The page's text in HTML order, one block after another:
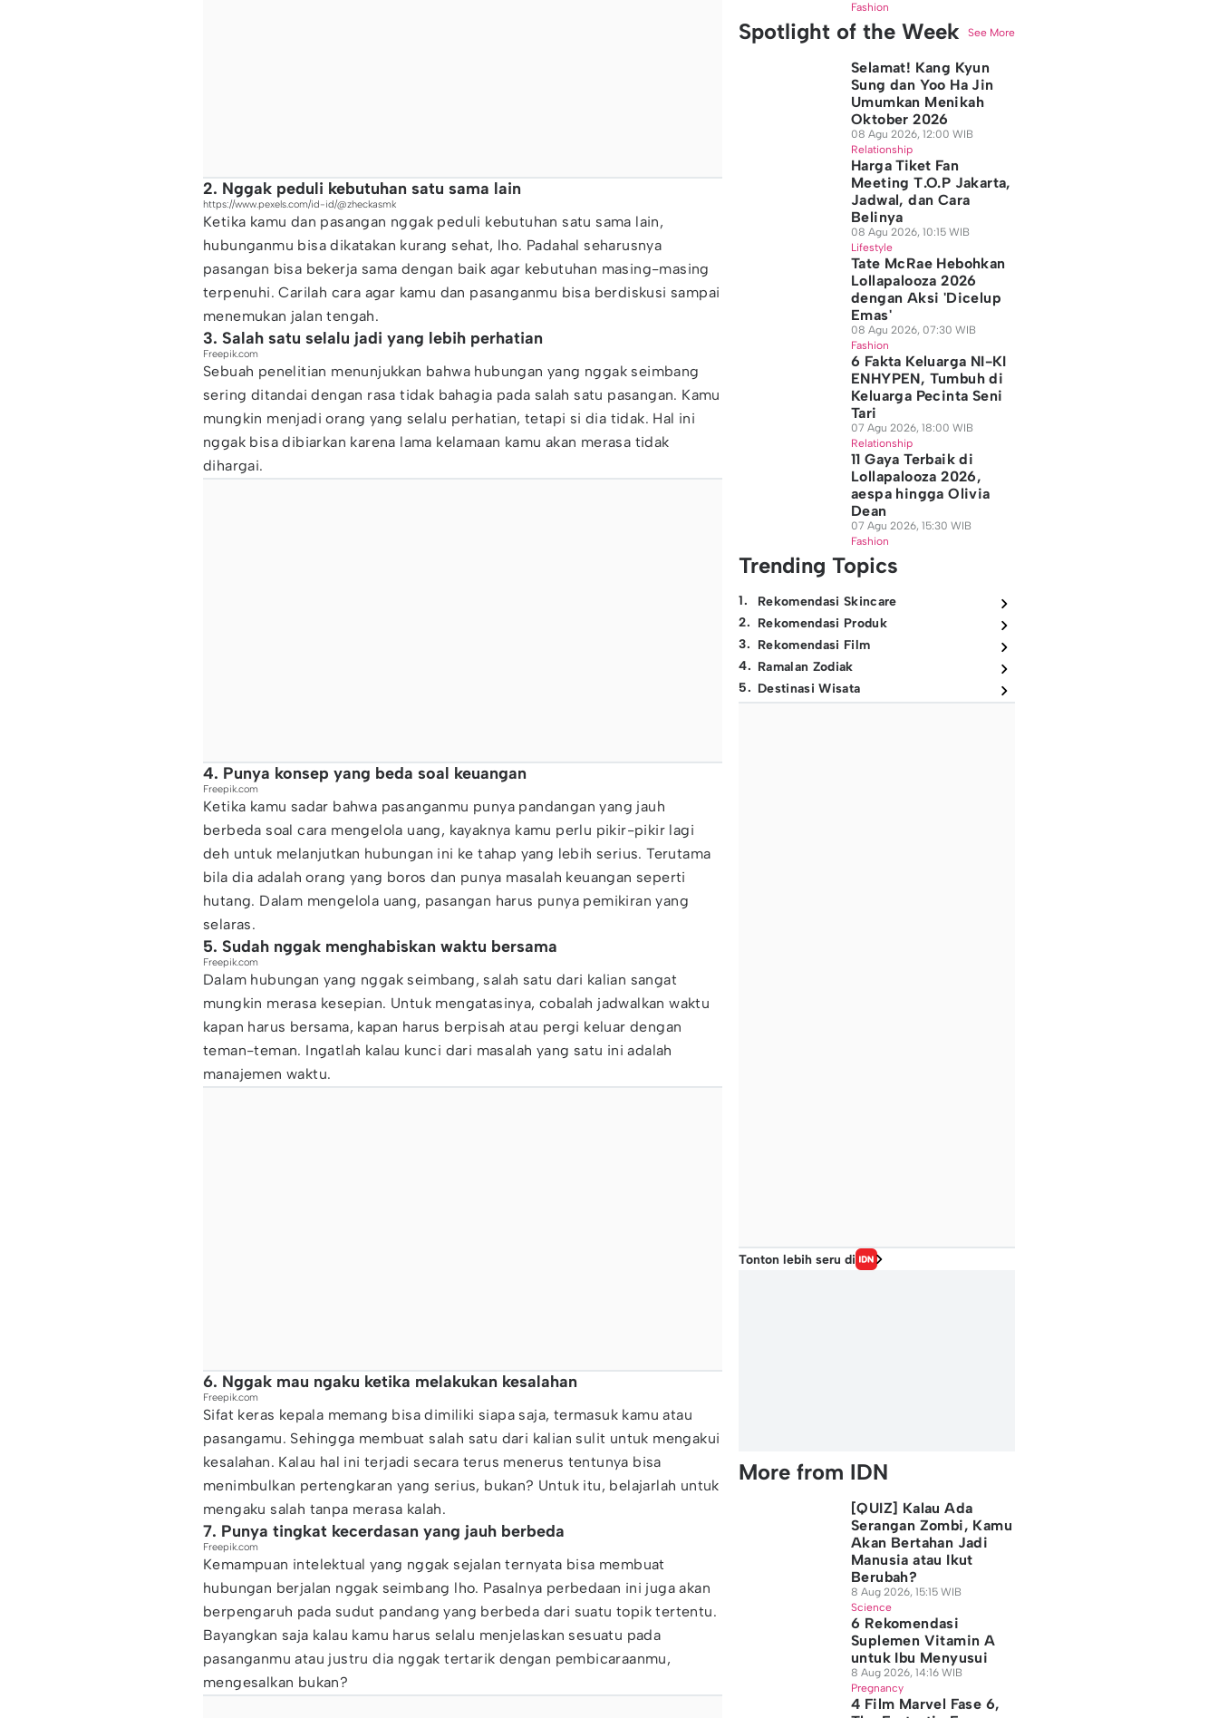
2. Nggak peduli kebutuhan satu sama lain
https://www.pexels.com/id-id/@zheckasmk
Ketika kamu dan pasangan nggak peduli kebutuhan satu sama lain,
hubunganmu bisa dikatakan kurang sehat, lho. Padahal seharusnya
pasangan bisa bekerja sama dengan baik agar kebutuhan masing-masing
terpenuhi. Carilah cara agar kamu dan pasanganmu bisa berdiskusi sampai
menemukan jalan tengah.
3. Salah satu selalu jadi yang lebih perhatian
Freepik.com
Sebuah penelitian menunjukkan bahwa hubungan yang nggak seimbang
sering ditandai dengan rasa tidak bahagia pada salah satu pasangan. Kamu
mungkin menjadi orang yang selalu perhatian, tetapi si dia tidak. Hal ini
nggak bisa dibiarkan karena lama kelamaan kamu akan merasa tidak
dihargai.
4. Punya konsep yang beda soal keuangan
Freepik.com
Ketika kamu sadar bahwa pasanganmu punya pandangan yang jauh
berbeda soal cara mengelola uang, kayaknya kamu perlu pikir-pikir lagi
deh untuk melanjutkan hubungan ini ke tahap yang lebih serius. Terutama
bila dia adalah orang yang boros dan punya masalah keuangan seperti
hutang. Dalam mengelola uang, pasangan harus punya pemikiran yang
selaras.
5. Sudah nggak menghabiskan waktu bersama
Freepik.com
Dalam hubungan yang nggak seimbang, salah satu dari kalian sangat
mungkin merasa kesepian. Untuk mengatasinya, cobalah jadwalkan waktu
kapan harus bersama, kapan harus berpisah atau pergi keluar dengan
teman-teman. Ingatlah kalau kunci dari masalah yang satu ini adalah
manajemen waktu.
6. Nggak mau ngaku ketika melakukan kesalahan
Freepik.com
Sifat keras kepala memang bisa dimiliki siapa saja, termasuk kamu atau
pasangamu. Sehingga membuat salah satu dari kalian sulit untuk mengakui
kesalahan. Kalau hal ini terjadi secara terus menerus tentunya bisa
menimbulkan pertengkaran yang serius, bukan? Untuk itu, belajarlah untuk
mengaku salah tanpa merasa kalah.
7. Punya tingkat kecerdasan yang jauh berbeda
Freepik.com
Kemampuan intelektual yang nggak sejalan ternyata bisa membuat
hubungan berjalan nggak seimbang lho. Pasalnya perbedaan ini juga akan
berpengaruh pada sudut pandang yang berbeda dari suatu topik tertentu.
Bayangkan saja kalau kamu harus selalu menjelaskan sesuatu pada
pasanganmu atau justru dia nggak tertarik dengan pembicaraanmu,
mengesalkan bukan?
Fashion
Spotlight of the Week See More
Selamat! Kang Kyun
Sung dan Yoo Ha Jin
Umumkan Menikah
Oktober 2026
08 Agu 2026, 12:00 WIB
Relationship
Harga Tiket Fan
Meeting T.O.P Jakarta,
Jadwal, dan Cara
Belinya
08 Agu 2026, 10:15 WIB
Lifestyle
Tate McRae Hebohkan
Lollapalooza 2026
dengan Aksi 'Dicelup
Emas'
08 Agu 2026, 07:30 WIB
Fashion
6 Fakta Keluarga NI-KI
ENHYPEN, Tumbuh di
Keluarga Pecinta Seni
Tari
07 Agu 2026, 18:00 WIB
Relationship
11 Gaya Terbaik di
Lollapalooza 2026,
aespa hingga Olivia
Dean
07 Agu 2026, 15:30 WIB
Fashion
Trending Topics
1.
Rekomendasi Skincare
2. Rekomendasi Produk
3. Rekomendasi Film
4. Ramalan Zodiak
5. Destinasi Wisata
Tonton lebih seru di
More from IDN
[QUIZ] Kalau Ada
Serangan Zombi, Kamu
Akan Bertahan Jadi
Manusia atau Ikut
Berubah?
8 Aug 2026, 15:15 WIB
Science
6 Rekomendasi
Suplemen Vitamin A
untuk Ibu Menyusui
8 Aug 2026, 14:16 WIB
Pregnancy
4 Film Marvel Fase 6,